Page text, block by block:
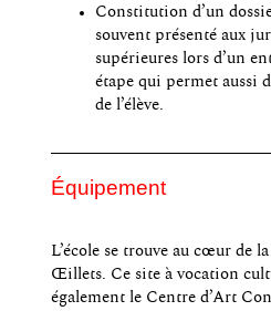
Constitution d’un
souvent présenté aux
supérieures lors d’un
étape qui permet aussi
de l’élève.
Équipement
L’école se trouve au cœur de
Œillets. Ce site à vocation
également le Centre d’Art